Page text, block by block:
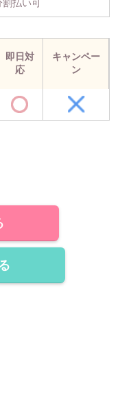
払い可
即日対
応
キャンペー
ン